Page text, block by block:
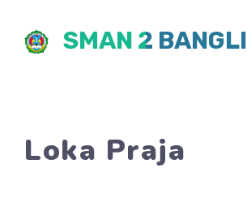
SMAN 2 BANGLI
Loka Praja